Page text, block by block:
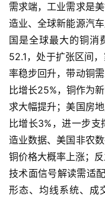
需求端，工业需求是
造业、全球新能源汽
国是全球最大的铜消
52.1，处于扩张区间
率稳步回升，带动铜
比增长25%，铜作为
求大幅提升；美国房
比增长3%，进一步
造业数据、美国非农
铜价格大概率上涨；反
技术面信号解读需适
形态、均线系统、成